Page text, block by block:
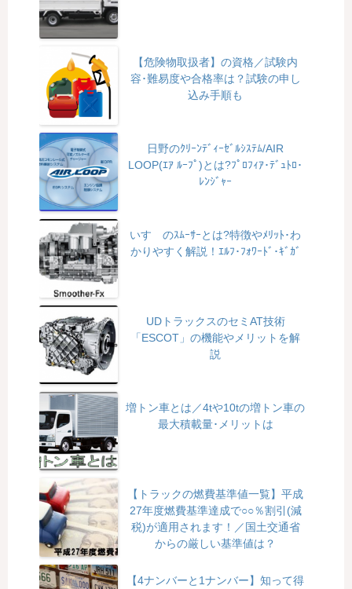
【危険物取扱者】の資格／試験内
容･難易度や合格率は？試験の申し
込み手順も
日野のｸﾘｰﾝﾃﾞｨｰｾﾞﾙｼｽﾃﾑ/AIR
LOOP(ｴｱ ﾙｰﾌﾟ)とは?ﾌﾟﾛﾌｨｱ･ﾃﾞｭﾄﾛ･
ﾚﾝｼﾞｬｰ
いすゞのｽﾑｰｻｰとは?特徴やﾒﾘｯﾄ･わ
かりやすく解説！ｴﾙﾌ･ﾌｫﾜｰﾄﾞ･ｷﾞｶﾞ
UDトラックスのセミAT技術
「ESCOT」の機能やメリットを解
説
増トン車とは／4tや10tの増トン車の
最大積載量･メリットは
【トラックの燃費基準値一覧】平成
27年度燃費基準達成で○○％割引(減
税)が適用されます！／国土交通省
からの厳しい基準値は？
【4ナンバーと1ナンバー】知って得